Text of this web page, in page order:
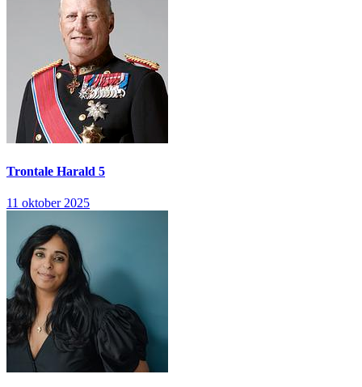
Trontale Harald 5
11 oktober 2025